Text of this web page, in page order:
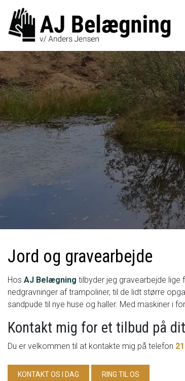
hovedindhold
Jord og gravearbejde
Hos AJ Belægning tilbyder jeg gravearbejde
nedgravninger af trampoliner, til de lidt større
sandpude til nye huse og haller. Med maskiner i
Kontakt mig for et tilbud på
Du er velkommen til at kontakte mig på telefon
KONTAKT OS I DAG RING TIL OS